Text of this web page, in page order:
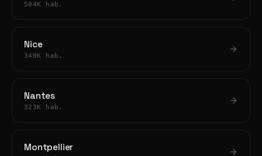
504K hab.
Nice
348K hab.
Nantes
323K hab.
Montpellier